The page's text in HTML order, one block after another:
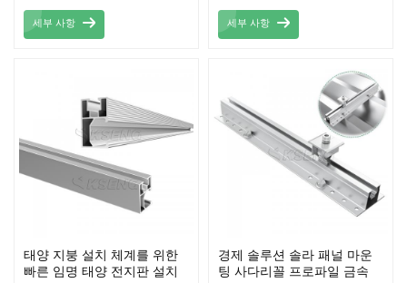
으로 설치하여 에너지 출력을
극대화하는 다용도의 견고한
세부 사항 세부 사항
태양 지붕 설치 체계를 위한
빠른 임명 태양 전지판 설치
경제 솔루션 솔라 패널 마운
팅 사다리꼴 프로파일 금속